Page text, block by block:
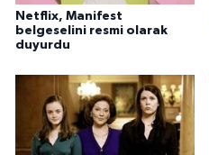
Netflix, Manifest
belgeselini resmi olarak
duyurdu